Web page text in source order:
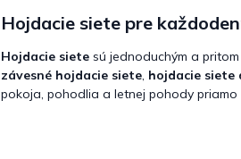
Hojdacie siete pre
Hojdacie siete sú jednoduchým a
závesné hojdacie siete, hojdacie siete
pokoja, pohodlia a letnej pohody priamo